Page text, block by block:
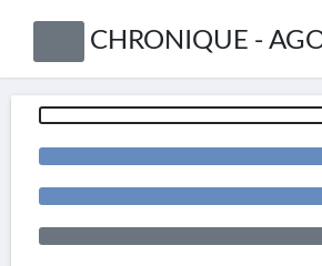
CHRONIQUE -